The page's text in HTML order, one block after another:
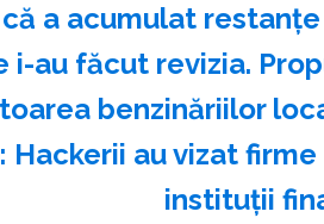
a acumulat
i-au făcut revizia.
benzinăriilor
Hackerii au vizat
instituţii